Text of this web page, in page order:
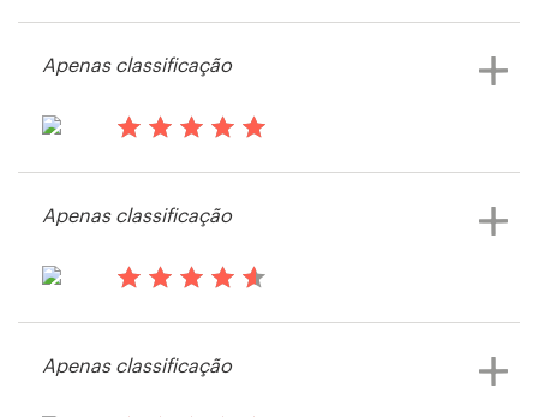
Visualizar seu concurso de capa de
Visualizar seu concurso de capa de
Apenas classificação
Visualizar seu concurso de capa de
Apenas classificação
Apenas classificação